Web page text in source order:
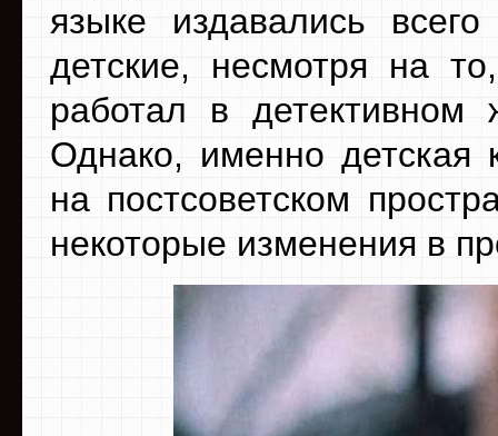
языке издавались
детские, несмотря на
работал в
Однако, именно детская
на постсоветском
некоторые изменения в